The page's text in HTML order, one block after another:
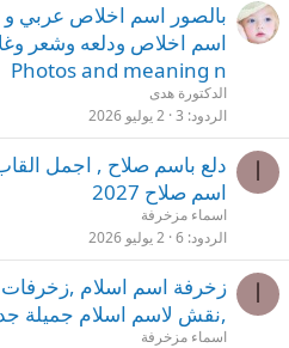
بالصور اسم اخلاص عربي
Photos and meaning n
الدكتورة هدى
الردود 3 2 يوليو 2026
ا
دلع باسم صلاح , اجمل
اسم صلاح 2027
اسماء مزخرفة
الردود 6 2 يوليو 2026
ا
,نقش لاسم اسلام جميلة
اسماء مزخرفة